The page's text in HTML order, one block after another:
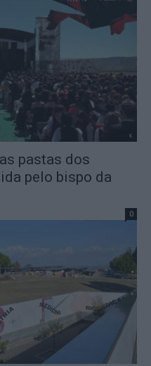
pastas dos
pelo bispo da
0